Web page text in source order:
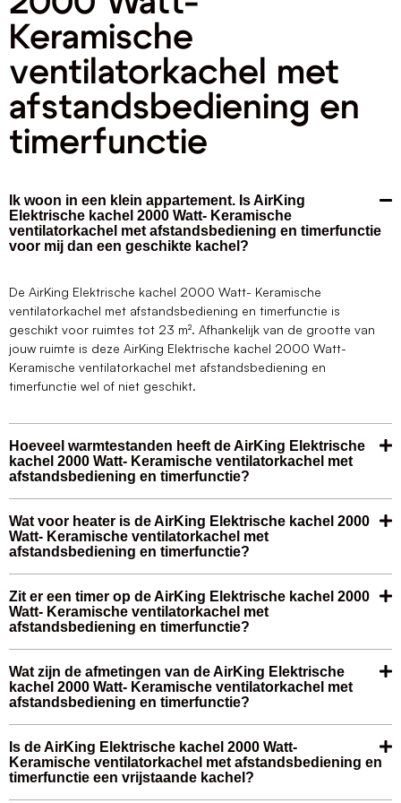
Keramische
ventilatorkachel met
afstandsbediening en
timerfunctie
Ik woon in een klein appartement. Is AirKing
Elektrische kachel 2000 Watt- Keramische
ventilatorkachel met afstandsbediening en timerfunctie
voor mij dan een geschikte kachel?
De AirKing Elektrische kachel 2000 Watt- Keramische
ventilatorkachel met afstandsbediening en timerfunctie is
geschikt voor ruimtes tot 23 m². Afhankelijk van de grootte van
jouw ruimte is deze AirKing Elektrische kachel 2000 Watt-
Keramische ventilatorkachel met afstandsbediening en
timerfunctie wel of niet geschikt.
Hoeveel warmtestanden heeft de AirKing Elektrische
kachel 2000 Watt- Keramische ventilatorkachel met
afstandsbediening en timerfunctie?
Wat voor heater is de AirKing Elektrische kachel 2000
Watt- Keramische ventilatorkachel met
afstandsbediening en timerfunctie?
Zit er een timer op de AirKing Elektrische kachel 2000
Watt- Keramische ventilatorkachel met
afstandsbediening en timerfunctie?
Wat zijn de afmetingen van de AirKing Elektrische
kachel 2000 Watt- Keramische ventilatorkachel met
afstandsbediening en timerfunctie?
Is de AirKing Elektrische kachel 2000 Watt-
Keramische ventilatorkachel met afstandsbediening en
timerfunctie een vrijstaande kachel?